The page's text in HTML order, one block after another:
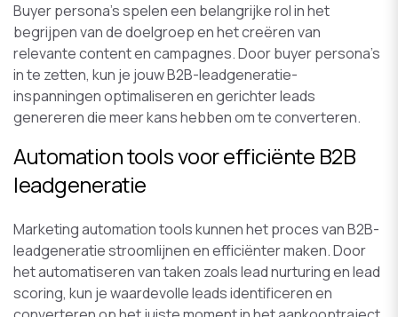
Buyer persona's spelen een belangrijke rol in het
begrijpen van de doelgroep en het creëren van
relevante content en campagnes. Door buyer persona's
in te zetten, kun je jouw B2B-leadgeneratie-
inspanningen optimaliseren en gerichter leads
genereren die meer kans hebben om te converteren.
Automation tools voor efficiënte B2B
leadgeneratie
Marketing automation tools kunnen het proces van B2B-
leadgeneratie stroomlijnen en efficiënter maken. Door
het automatiseren van taken zoals lead nurturing en lead
scoring, kun je waardevolle leads identificeren en